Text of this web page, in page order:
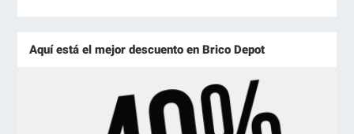
Aquí está el mejor descuento en Brico Depot